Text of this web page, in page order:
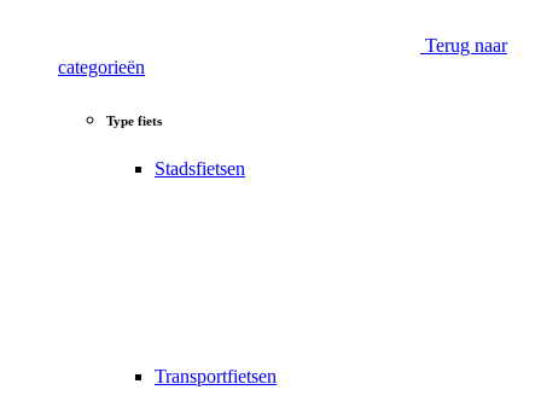
Terug naar
categorieën
Type fiets
Stadsfietsen
Transportfietsen